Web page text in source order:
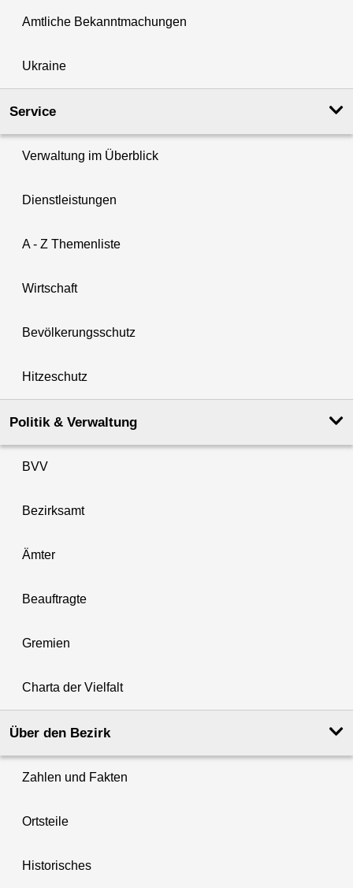
Amtliche Bekanntmachungen
Ukraine
Service
Verwaltung im Überblick
Dienstleistungen
A - Z Themenliste
Wirtschaft
Bevölkerungsschutz
Hitzeschutz
Politik & Verwaltung
BVV
Bezirksamt
Ämter
Beauftragte
Gremien
Charta der Vielfalt
Über den Bezirk
Zahlen und Fakten
Ortsteile
Historisches